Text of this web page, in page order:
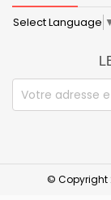
Select Language
© Copyright